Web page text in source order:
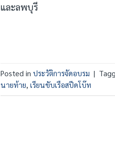
และลพบุรี
Posted in ประวัติการจัดอบรม |
นายท้าย, เรียนขับเรือสปีดโบ๊ท